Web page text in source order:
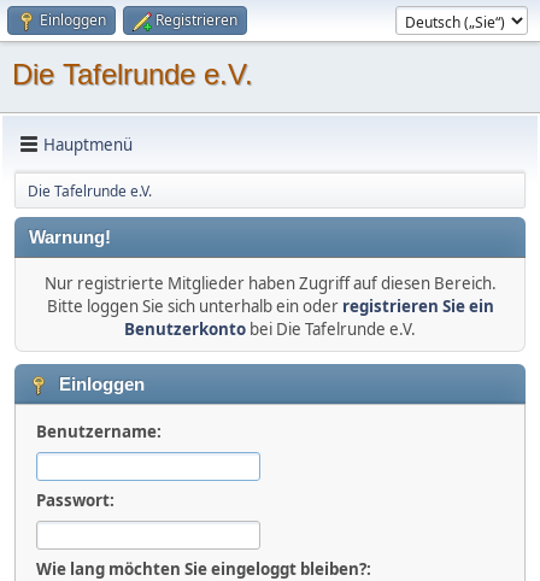
Einloggen Registrieren
Die Tafelrunde e.V.
Hauptmenü
Die Tafelrunde e.V.
Warnung!
Nur registrierte Mitglieder haben Zugriff auf diesen Bereich.
Bitte loggen Sie sich unterhalb ein oder registrieren Sie ein
Benutzerkonto bei Die Tafelrunde e.V.
Einloggen
Benutzername:
Passwort:
Wie lang möchten Sie eingeloggt bleiben?: